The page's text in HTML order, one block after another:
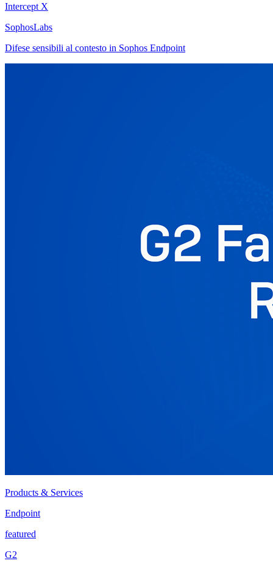
Intercept X
SophosLabs
Difese sensibili al contesto in Sophos Endpoint
Products & Services
Endpoint
featured
G2